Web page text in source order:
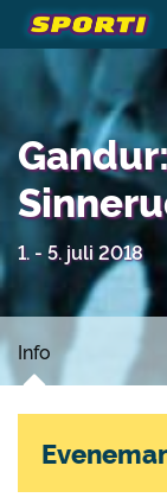
1. - 5. juli 2018
Info